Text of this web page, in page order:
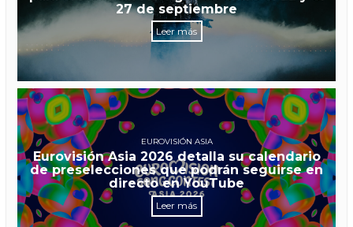
Leer más
EUROVISIÓN
Albania abrirá la convocatoria de inscripción
para el Festivali i Këngës 65 entre el 22 y el
27 de septiembre
Leer más